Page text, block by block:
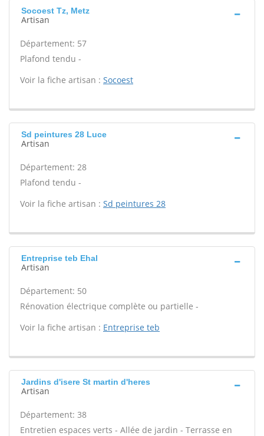
Socoest Tz, Metz
Artisan
Département: 57
Plafond tendu -
Voir la fiche artisan : Socoest
Sd peintures 28 Luce
Artisan
Département: 28
Plafond tendu -
Voir la fiche artisan : Sd peintures 28
Entreprise teb Ehal
Artisan
Département: 50
Rénovation électrique complète ou partielle -
Voir la fiche artisan : Entreprise teb
Jardins d'isere St martin d'heres
Artisan
Département: 38
Entretien espaces verts - Allée de jardin - Terrasse en